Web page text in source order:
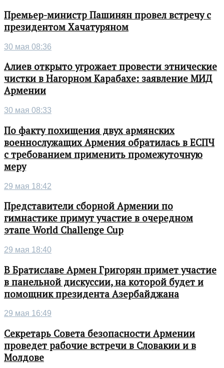
Премьер-министр Пашинян провел встречу с
президентом Хачатуряном
30 мая 08:36
Алиев открыто угрожает провести этнические
чистки в Нагорном Карабахе: заявление МИД
Армении
30 мая 08:33
По факту похищения двух армянских
военнослужащих Армения обратилась в ЕСПЧ
с требованием применить промежуточную
меру
29 мая 18:42
Представители сборной Армении по
гимнастике примут участие в очередном
этапе World Challenge Cup
29 мая 18:40
В Братиславе Армен Григорян примет участие
в панельной дискуссии, на которой будет и
помощник президента Азербайджана
29 мая 16:49
Секретарь Совета безопасности Армении
проведет рабочие встречи в Словакии и в
Молдове